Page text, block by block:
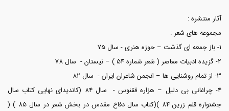
آثار منتشره :
مجموعه های شعر :
1- باز جمعه ای گذشت – حوزه هنری - سال 75
2- گزیده ادبیات معاصر ( شعر شماره 54 ) – نیستان - سال 78
3- از تمام روشنایی ها – انجمن شاعران ایران - سال 82
4- چراغانی بی دلیل – هزاره ققنوس - سال 84 (کاندیدای نهایی کتاب سال
جشنواره قلم زرین 84 )(کتاب سال دفاع مقدس در بخش شعر در سال 85 ) (